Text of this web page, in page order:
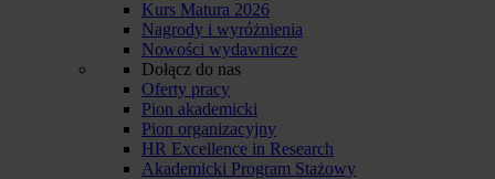
Kurs Matura 2026
Nagrody i wyróżnienia
Nowości wydawnicze
Dołącz do nas
Oferty pracy
Pion akademicki
Pion organizacyjny
HR Excellence in Research
Akademicki Program Stażowy